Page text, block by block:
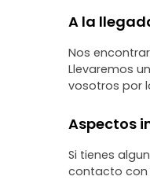
A la
Nos
Llevaremos
vosotros por
Aspectos
Si tienes
contacto con